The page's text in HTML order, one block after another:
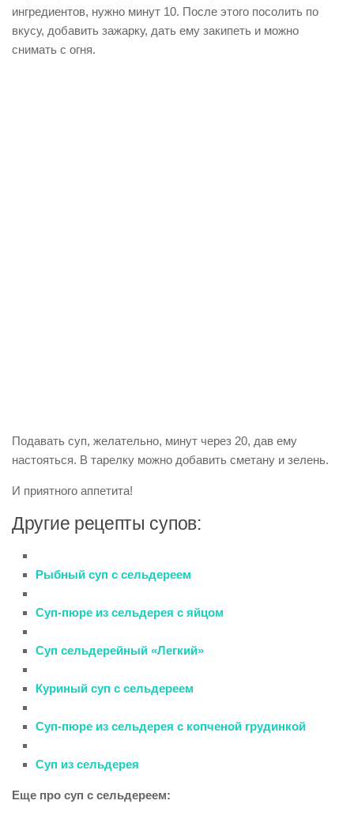
ингредиентов, нужно минут 10. После этого посолить по
вкусу, добавить зажарку, дать ему закипеть и можно
снимать с огня.
Подавать суп, желательно, минут через 20, дав ему
настояться. В тарелку можно добавить сметану и зелень.
И приятного аппетита!
Другие рецепты супов:
Рыбный суп с сельдереем
Суп-пюре из сельдерея с яйцом
Суп сельдерейный «Легкий»
Куриный суп с сельдереем
Суп-пюре из сельдерея с копченой грудинкой
Суп из сельдерея
Еще про суп с сельдереем: